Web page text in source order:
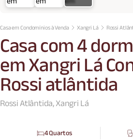
Casa em Condomínios à Venda Xangri Lá Rossi
Casa com 4
em Xangri Lá
Rossi atlântida
Rossi Atlântida, Xangri Lá
4 Quartos